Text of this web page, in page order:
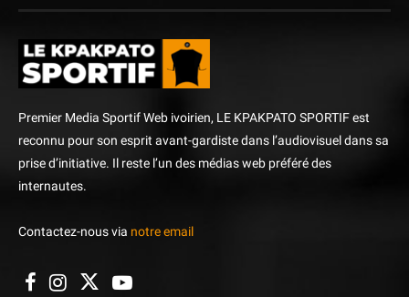
Premier Media Sportif Web ivoirien, LE KPAKPATO SPORTIF est
reconnu pour son esprit avant-gardiste dans l’audiovisuel dans sa
prise d’initiative. Il reste l’un des médias web préféré des
internautes.
Contactez-nous via notre email